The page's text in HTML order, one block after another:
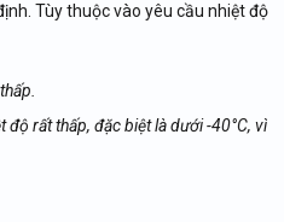
Tùy thuộc vào yêu cầu nhiệt độ
rất thấp, đặc biệt là dưới -40°C, vì